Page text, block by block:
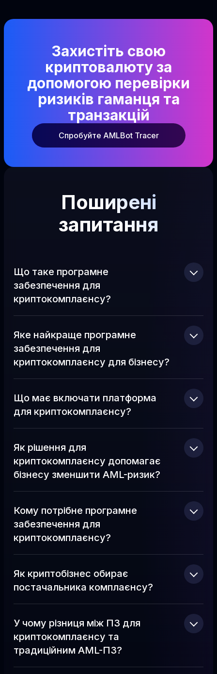
Захистіть свою
криптовалюту за
допомогою перевірки
ризиків гаманця та
транзакцій
Спробуйте AMLBot Tracer
Поширені
запитання
Що таке програмне
забезпечення для
криптокомплаєнсу?
Яке найкраще програмне
забезпечення для
криптокомплаєнсу для бізнесу?
Що має включати платформа
для криптокомплаєнсу?
Як рішення для
криптокомплаєнсу допомагає
бізнесу зменшити AML-ризик?
Кому потрібне програмне
забезпечення для
криптокомплаєнсу?
Як криптобізнес обирає
постачальника комплаєнсу?
У чому різниця між ПЗ для
криптокомплаєнсу та
традиційним AML-ПЗ?